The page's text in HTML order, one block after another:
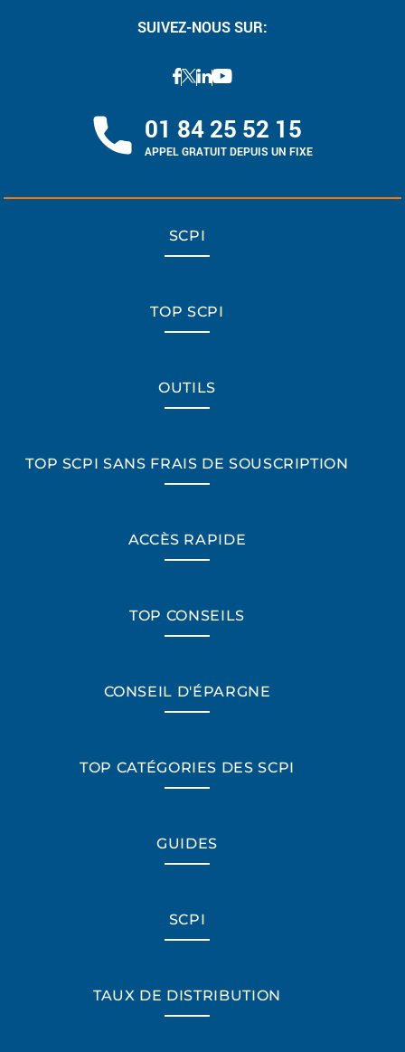
SUIVEZ-NOUS SUR:
01 84 25 52 15
APPEL GRATUIT DEPUIS UN FIXE
SCPI
TOP SCPI
OUTILS
TOP SCPI SANS FRAIS DE SOUSCRIPTION
ACCÈS RAPIDE
TOP CONSEILS
CONSEIL D'ÉPARGNE
TOP CATÉGORIES DES SCPI
GUIDES
SCPI
TAUX DE DISTRIBUTION